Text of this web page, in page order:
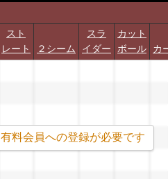
スト
レート ２シーム
スラ
イダー
カット
ボール カ
有料会員への登録が必要です